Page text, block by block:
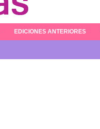
EDICIONES ANTERIORES